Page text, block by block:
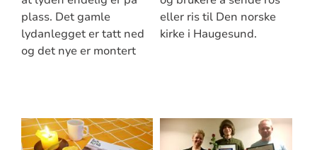
plass. Det gamle
lydanlegget er tatt ned
og det nye er montert
eller ris til Den norske
kirke i Haugesund.